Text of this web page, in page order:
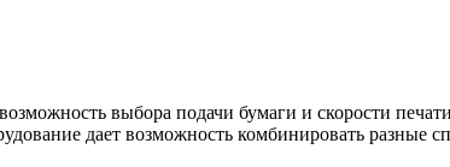
выбора подачи бумаги и скорости
дает возможность комбинировать разные